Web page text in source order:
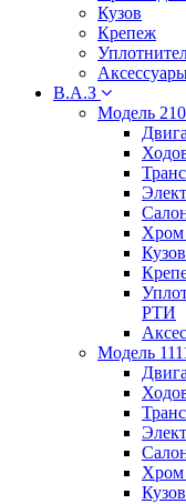
Кузов
Крепеж
В.А.З
Модель
Хром
Кузов
РТИ
Модель
Хром
Кузов